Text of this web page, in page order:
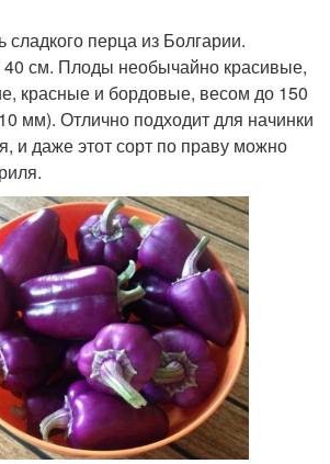
сладкого перца из Болгарии.
40 см. Плоды необычайно красивые,
красные и бордовые, весом до 150
мм). Отлично подходит для начинки
и даже этот сорт по праву можно